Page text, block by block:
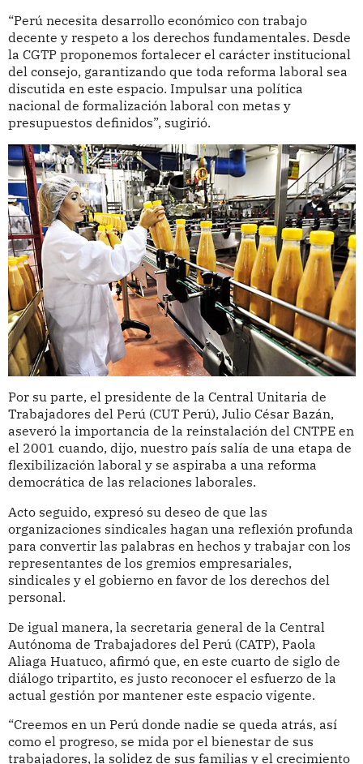
“Perú necesita desarrollo económico con trabajo
decente y respeto a los derechos fundamentales. Desde
la CGTP proponemos fortalecer el carácter institucional
del consejo, garantizando que toda reforma laboral sea
discutida en este espacio. Impulsar una política
nacional de formalización laboral con metas y
presupuestos definidos”, sugirió.
Por su parte, el presidente de la Central Unitaria de
Trabajadores del Perú (CUT Perú), Julio César Bazán,
aseveró la importancia de la reinstalación del CNTPE en
el 2001 cuando, dijo, nuestro país salía de una etapa de
flexibilización laboral y se aspiraba a una reforma
democrática de las relaciones laborales.
Acto seguido, expresó su deseo de que las
organizaciones sindicales hagan una reflexión profunda
para convertir las palabras en hechos y trabajar con los
representantes de los gremios empresariales,
sindicales y el gobierno en favor de los derechos del
personal.
De igual manera, la secretaria general de la Central
Autónoma de Trabajadores del Perú (CATP), Paola
Aliaga Huatuco, afirmó que, en este cuarto de siglo de
diálogo tripartito, es justo reconocer el esfuerzo de la
actual gestión por mantener este espacio vigente.
“Creemos en un Perú donde nadie se queda atrás, así
como el progreso, se mida por el bienestar de sus
trabajadores, la solidez de sus familias y el crecimiento